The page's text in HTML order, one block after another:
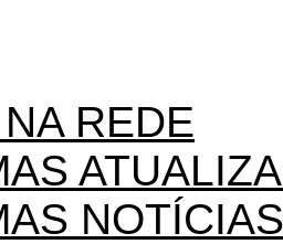
REDE
NOTÍCIAS